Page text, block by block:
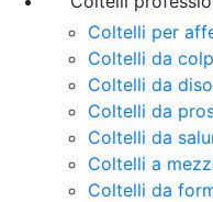
Coltelli per
Coltelli da
Coltelli da
Coltelli da
Coltelli da
Coltelli a
Coltelli da